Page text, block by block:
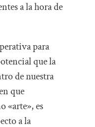
a la hora de
para
que la
de nuestra
que
«arte», es
a la